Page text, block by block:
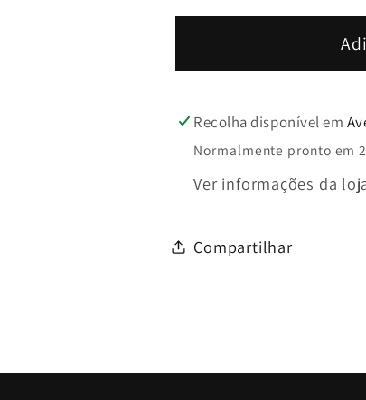
Conforto
-
Conforto
-
Recolha disponível em
Normalmente pronto em
Ver informações da
Compartilhar